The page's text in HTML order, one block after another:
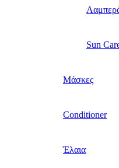
Sun
Μάσκες
Conditioner
Έλαια